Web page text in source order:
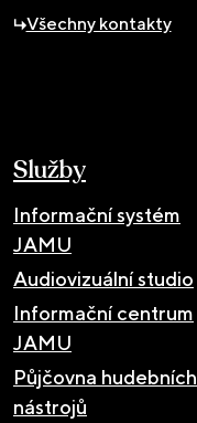
Všechny kontakty
Služby
Informační systém
JAMU
Audiovizuální studio
Informační centrum
JAMU
Půjčovna hudebních
nástrojů